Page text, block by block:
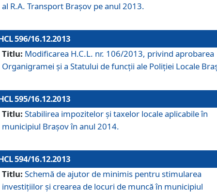
al R.A. Transport Braşov pe anul 2013.
596/16.12.2013
Titlu: Modificarea H.C.L. nr. 106/2013, privind aprobarea
Organigramei şi a Statului de funcţii ale Poliţiei Locale
595/16.12.2013
Titlu: Stabilirea impozitelor şi taxelor locale aplicabile în
municipiul Braşov în anul 2014.
594/16.12.2013
Titlu: Schemă de ajutor de minimis pentru stimularea
investiţiilor şi crearea de locuri de muncă în municipiul